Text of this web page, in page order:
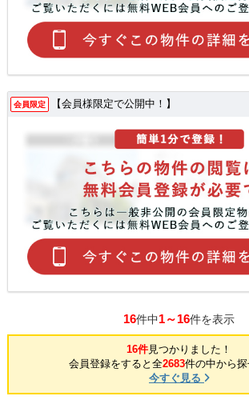
会員限定 【会員様限定で公開中！】
16件中1～16件を表示
16件見つかりました！
会員登録をすると全2683件の中から探
今すぐ見る